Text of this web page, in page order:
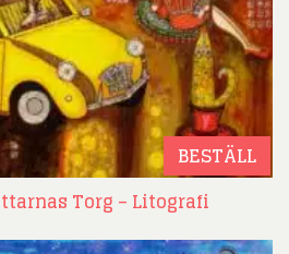
BESTÄLL
Torg – Litografi